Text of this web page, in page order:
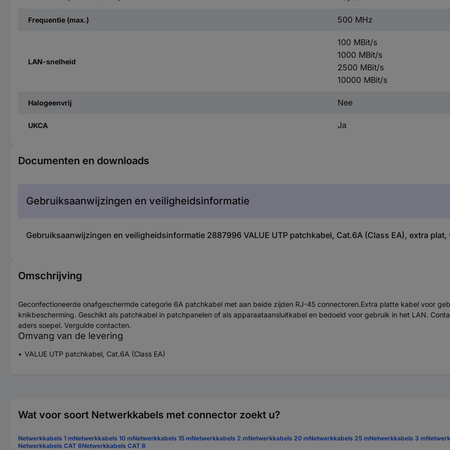
Frequentie (max.) 500 MHz
LAN-snelheid
100 MBit/s
1000 MBit/s
2500 MBit/s
10000 MBit/s
Halogeenvrij Nee
UKCA Ja
Documenten en downloads
Gebruiksaanwijzingen en veiligheidsinformatie
Gebruiksaanwijzingen en veiligheidsinformatie 2887996 VALUE UTP patchkabel, Cat.6A (Class EA), extra plat,
Omschrijving
Geconfectioneerde onafgeschermde categorie 6A patchkabel met aan beide zijden RJ-45 connectoren.Extra platte kabel voor
knikbescherming. Geschikt als patchkabel in patchpanelen of als apparaataansluitkabel en bedoeld voor gebruik in het LAN.
aders soepel. Vergulde contacten.
Omvang van de levering
VALUE UTP patchkabel, Cat.6A (Class EA)
Wat voor soort Netwerkkabels met connector zoekt u?
Netwerkkabels 1 mNetwerkkabels 10 mNetwerkkabels 15 mNetwerkkabels 2 mNetwerkkabels 20 mNetwerkkabels 25 mNetwerkkabels 3 m
Netwerkkabels CAT 6Netwerkkabels CAT 8